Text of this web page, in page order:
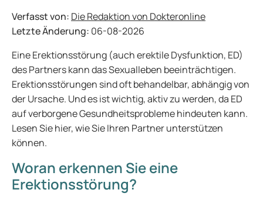
Verfasst von: Die Redaktion von Dokteronline
Letzte Änderung: 06-08-2026
Eine Erektionsstörung (auch erektile Dysfunktion, ED)
des Partners kann das Sexualleben beeinträchtigen.
Erektionsstörungen sind oft behandelbar, abhängig von
der Ursache. Und es ist wichtig, aktiv zu werden, da ED
auf verborgene Gesundheitsprobleme hindeuten kann.
Lesen Sie hier, wie Sie Ihren Partner unterstützen
können.
Woran erkennen Sie eine
Erektionsstörung?